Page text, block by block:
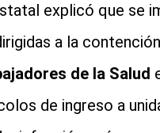
explicó que se
a la
de la Salud
de ingreso a